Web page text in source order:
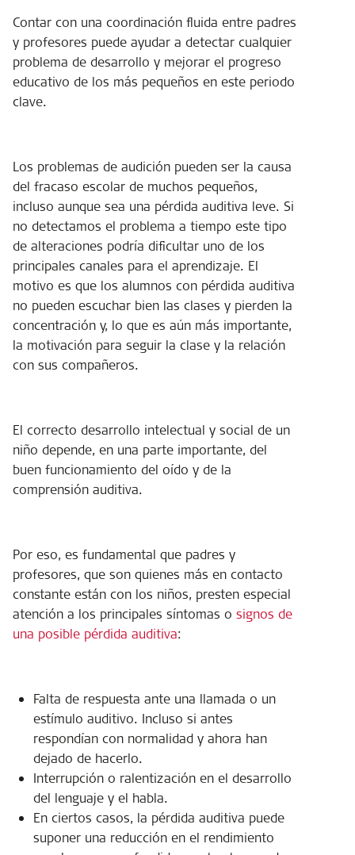
Contar con una coordinación fluida entre padres
y profesores puede ayudar a detectar cualquier
problema de desarrollo y mejorar el progreso
educativo de los más pequeños en este periodo
clave.
Los problemas de audición pueden ser la causa
del fracaso escolar de muchos pequeños,
incluso aunque sea una pérdida auditiva leve. Si
no detectamos el problema a tiempo este tipo
de alteraciones podría dificultar uno de los
principales canales para el aprendizaje. El
motivo es que los alumnos con pérdida auditiva
no pueden escuchar bien las clases y pierden la
concentración y, lo que es aún más importante,
la motivación para seguir la clase y la relación
con sus compañeros.
El correcto desarrollo intelectual y social de un
niño depende, en una parte importante, del
buen funcionamiento del oído y de la
comprensión auditiva.
Por eso, es fundamental que padres y
profesores, que son quienes más en contacto
constante están con los niños, presten especial
atención a los principales síntomas o signos de
una posible pérdida auditiva:
Falta de respuesta ante una llamada o un
estímulo auditivo. Incluso si antes
respondían con normalidad y ahora han
dejado de hacerlo.
Interrupción o ralentización en el desarrollo
del lenguaje y el habla.
En ciertos casos, la pérdida auditiva puede
suponer una reducción en el rendimiento